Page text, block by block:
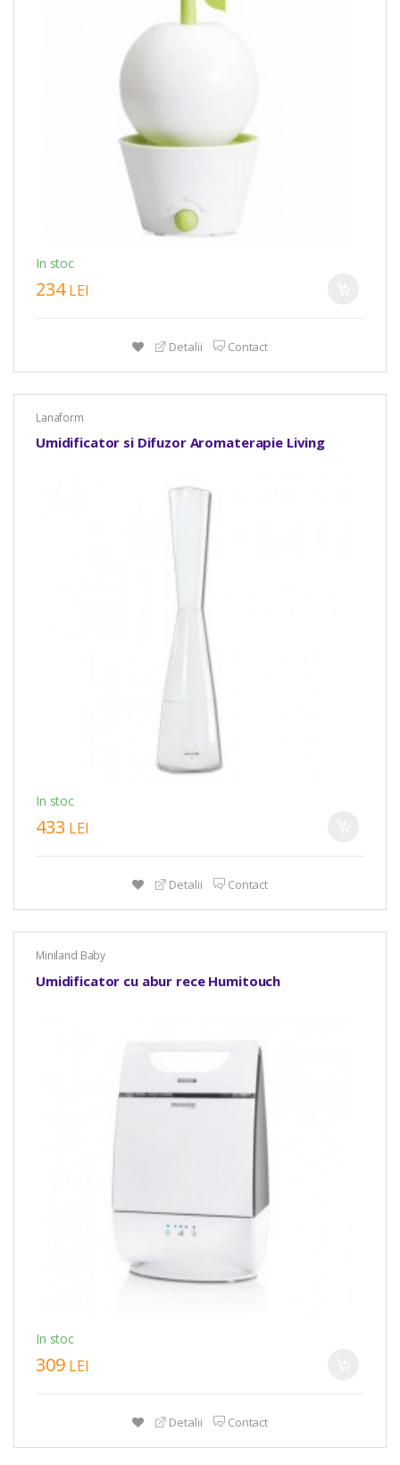
In stoc
234LEI
Detalii Contact
Lanaform
Umidificator si Difuzor Aromaterapie Living
In stoc
433 LEI
Detalii Contact
Miniland Baby
Umidificator cu abur rece Humitouch
In stoc
309 LEI
Detalii Contact